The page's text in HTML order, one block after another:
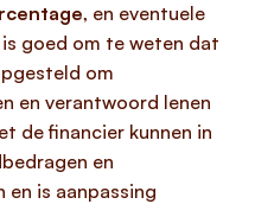
, en eventuele
goed om te weten dat
om
en verantwoord lenen
de financier kunnen in
en
en is aanpassing